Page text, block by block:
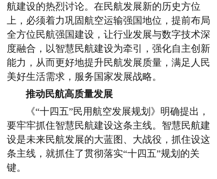
航建设的热烈讨论。在民航发展新的历史方位
上，必须着力巩固航空运输强国地位，提前布局
全方位民航强国建设，让行业发展与数字技术深
度融合，以智慧民航建设为牵引，强化自主创新
能力，从而更好地提升民航发展质量，满足人民
美好生活需求，服务国家发展战略。
推动民航高质量发展
《“十四五”民用航空发展规划》明确提出，
要牢牢抓住智慧民航建设这条主线。智慧民航建
设是未来民航发展的大蓝图、大战役，抓住设这
条主线，就抓住了贯彻落实“十四五”规划的关
键。